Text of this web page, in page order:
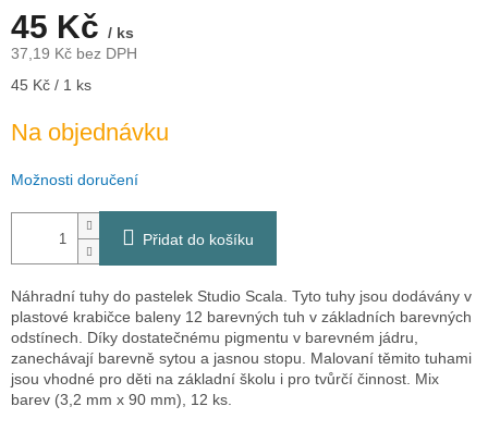
45 Kč / ks
37,19 Kč bez DPH
Měrná
45 Kč / 1 ks
Na objednávku
Možnosti doručení
Přidat do košíku
Náhradní tuhy do pastelek Studio Scala. Tyto tuhy jsou dodávány v
plastové krabičce baleny 12 barevných tuh v základních barevných
odstínech. Díky dostatečnému pigmentu v barevném jádru,
zanechávají barevně sytou a jasnou stopu. Malovaní těmito tuhami
jsou vhodné pro děti na základní školu i pro tvůrčí činnost. Mix
barev (3,2 mm x 90 mm), 12 ks.